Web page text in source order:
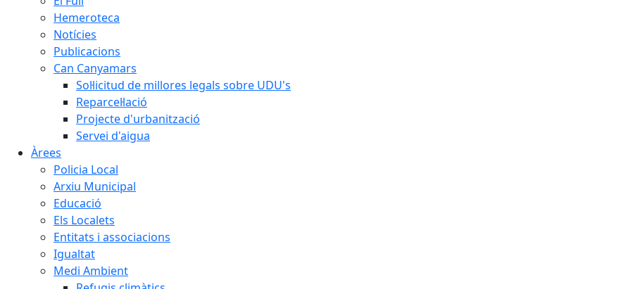
Hemeroteca
Notícies
Publicacions
Can Canyamars
Sol·licitud de millores legals sobre UDU's
Reparcel·lació
Projecte d'urbanització
Servei d'aigua
Àrees
Policia Local
Arxiu Municipal
Educació
Els Localets
Entitats i associacions
Igualtat
Medi Ambient